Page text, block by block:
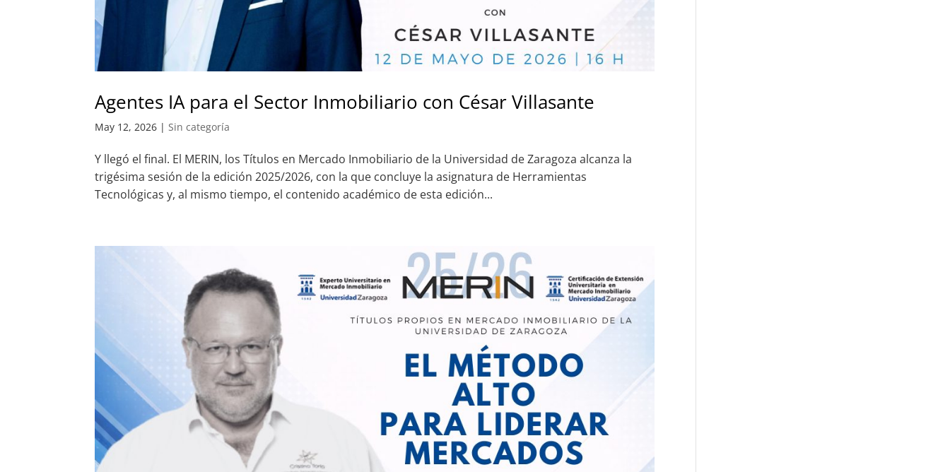
Agentes IA para el Sector Inmobiliario con César Villasante
May 12, 2026 |Sin categoría
Y llegó el final. El MERIN, los Títulos en Mercado Inmobiliario de la Universidad de Zaragoza alcanza la
trigésima sesión de la edición 2025/2026, con la que concluye la asignatura de Herramientas
Tecnológicas y, al mismo tiempo, el contenido académico de esta edición...